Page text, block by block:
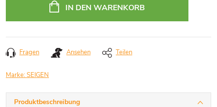
IN DEN WARENKORB
Fragen Ansehen Teilen
Marke:SEIGEN
Produktbeschreibung